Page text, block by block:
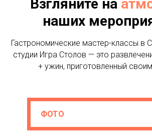
Взгляните на
наших
Гастрономические мастер-классы в
студии Игра Столов — это
+ ужин, приготовленный